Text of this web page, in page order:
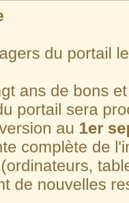
du portail
ans de bons
portail sera
au 1er
complète de
de nouvelles